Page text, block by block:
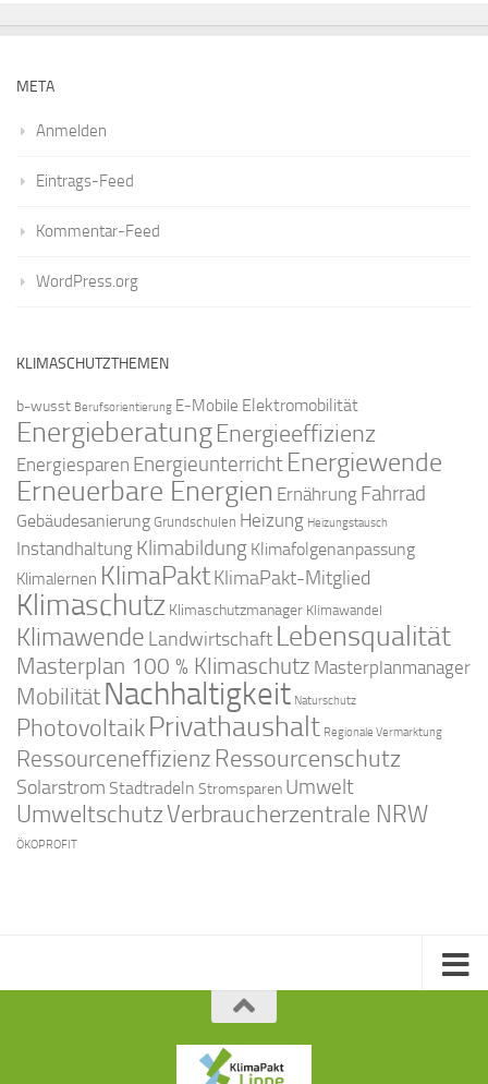
META
Anmelden
Eintrags-Feed
Kommentar-Feed
WordPress.org
KLIMASCHUTZTHEMEN
b-wusst Berufsorientierung E-Mobile Elektromobilität
EnergieberatungEnergieeffizienz
Energiesparen Energieunterricht Energiewende
Erneuerbare Energien Ernährung Fahrrad
Gebäudesanierung Grundschulen Heizung Heizungstausch
Instandhaltung Klimabildung Klimafolgenanpassung
Klimalernen KlimaPaktKlimaPakt-Mitglied
Klimaschutz Klimaschutzmanager Klimawandel
Klimawende Landwirtschaft Lebensqualität
Masterplan 100 % Klimaschutz Masterplanmanager
Mobilität Nachhaltigkeit Naturschutz
PhotovoltaikPrivathaushalt Regionale Vermarktung
Ressourceneffizienz Ressourcenschutz
Solarstrom Stadtradeln Stromsparen Umwelt
UmweltschutzVerbraucherzentrale NRW
ÖKOPROFIT